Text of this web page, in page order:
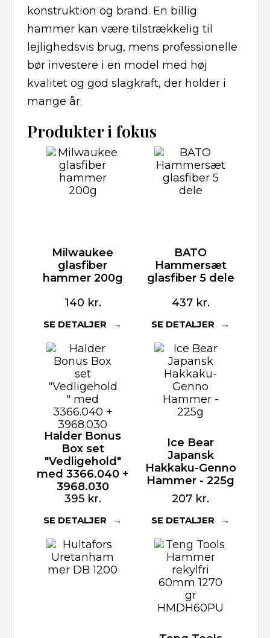
konstruktion og brand. En billig
hammer kan være tilstrækkelig til
lejlighedsvis brug, mens professionelle
bør investere i en model med høj
kvalitet og god slagkraft, der holder i
mange år.
Produkter i fokus
Milwaukee
glasfiber
hammer 200g
140 kr.
SE DETALJER
BATO
Hammersæt
glasfiber 5 dele
437 kr.
SE DETALJER
Halder Bonus
Box set
"Vedligehold"
med 3366.040 +
3968.030
395 kr.
SE DETALJER
Ice Bear
Japansk
Hakkaku-Genno
Hammer - 225g
207 kr.
SE DETALJER